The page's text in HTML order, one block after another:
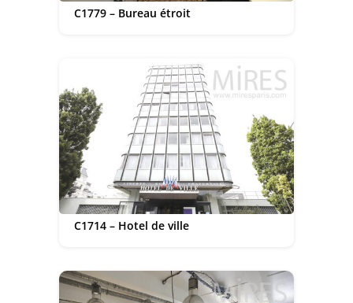
C1779 – Bureau étroit
C1714 – Hotel de ville